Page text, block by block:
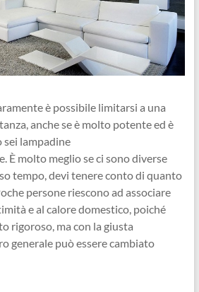
è possibile limitarsi a una
anche se è molto potente ed è
sei lampadine
È molto meglio se ci sono diverse
tempo, devi tenere conto di quanto
persone riescono ad associare
e al calore domestico, poiché
rigoroso, ma con la giusta
generale può essere cambiato